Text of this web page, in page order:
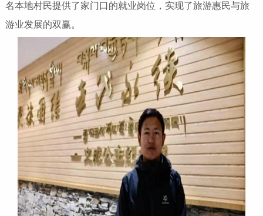
名本地村民提供了家门口的就业岗位，实现了旅游惠民与旅
游业发展的双赢。